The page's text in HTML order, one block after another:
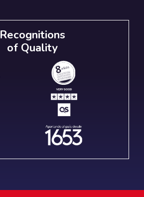
Recognitions
of Quality